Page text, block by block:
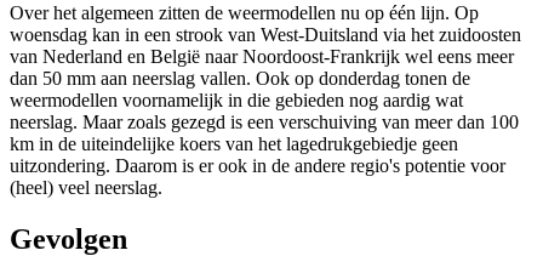
Over het algemeen zitten de weermodellen nu op één lijn. Op
woensdag kan in een strook van West-Duitsland via het zuidoosten
van Nederland en België naar Noordoost-Frankrijk wel eens meer
dan 50 mm aan neerslag vallen. Ook op donderdag tonen de
weermodellen voornamelijk in die gebieden nog aardig wat
neerslag. Maar zoals gezegd is een verschuiving van meer dan 100
km in de uiteindelijke koers van het lagedrukgebiedje geen
uitzondering. Daarom is er ook in de andere regio's potentie voor
(heel) veel neerslag.
Gevolgen